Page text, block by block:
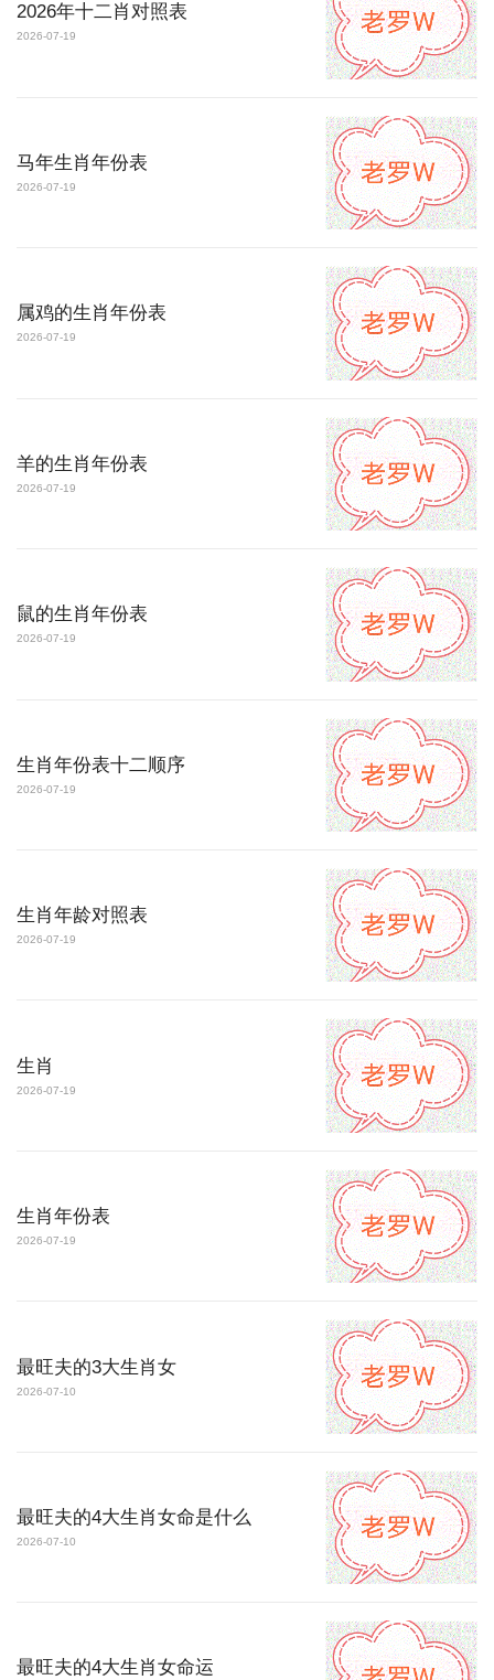
2026年十二肖对照表
2026-07-19
马年生肖年份表
2026-07-19
属鸡的生肖年份表
2026-07-19
羊的生肖年份表
2026-07-19
鼠的生肖年份表
2026-07-19
生肖年份表十二顺序
2026-07-19
生肖年龄对照表
2026-07-19
生肖
2026-07-19
生肖年份表
2026-07-19
最旺夫的3大生肖女
2026-07-10
最旺夫的4大生肖女命是什么
2026-07-10
最旺夫的4大生肖女命运